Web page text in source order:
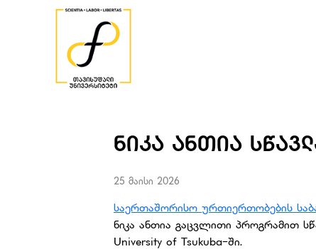
ᲜᲘᲙᲐ ᲐᲜᲗᲘᲐ
25 მაისი 2026
საერთაშორისო ურთიერთობების
ნიკა ანთია გაცვლითი პროგრამით
University of Tsukuba-ში.